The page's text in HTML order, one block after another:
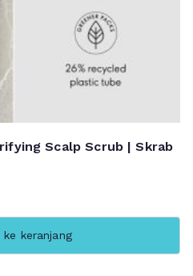
Scalp Scrub | Skrab
ke keranjang